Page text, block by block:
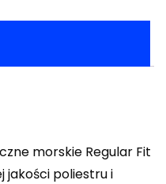
morskie Regular Fit
jakości poliestru i